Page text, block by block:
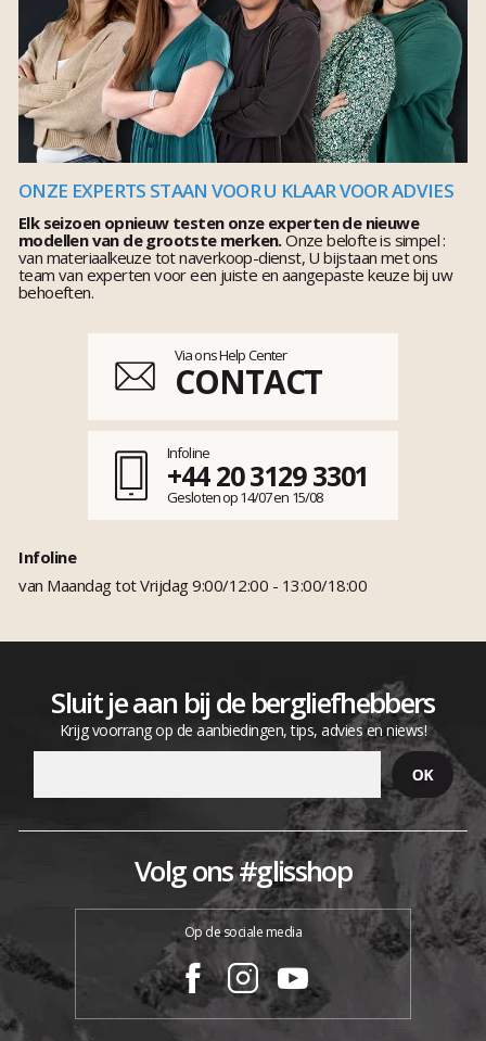
ONZE EXPERTS STAAN VOOR U KLAAR VOOR ADVIES
Elk seizoen opnieuw testen onze experten de nieuwe
modellen van de grootste merken.Onze belofte is simpel :
van materiaalkeuze tot naverkoop-dienst, U bijstaan met ons
team van experten voor een juiste en aangepaste keuze bij uw
behoeften.
Via ons Help Center
CONTACT
Infoline
+44 20 3129 3301
Gesloten op 14/07 en 15/08
Infoline
van Maandag tot Vrijdag 9:00/12:00 - 13:00/18:00
Sluit je aan bij de bergliefhebbers
Krijg voorrang op de aanbiedingen, tips, advies en niews!
Volg ons #glisshop
Op de sociale media